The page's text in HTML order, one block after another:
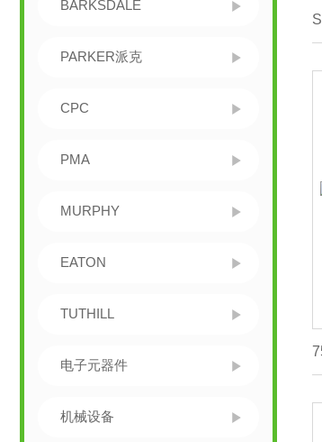
BARKSDALE
PARKER派克
CPC
PMA
MURPHY
EATON
TUTHILL
电子元器件
机械设备